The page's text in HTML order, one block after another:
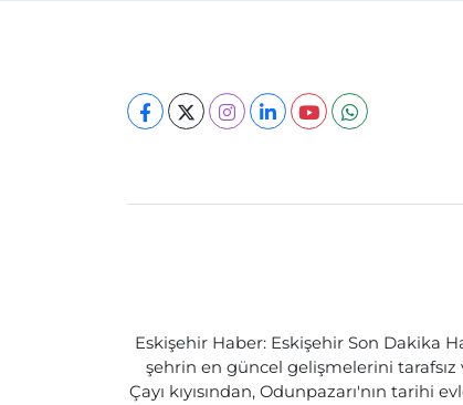
Eskişehir Haber: Eskişehir Son Dakika
şehrin en güncel gelişmelerini tarafsız
Çayı kıyısından, Odunpazarı'nın tarihi